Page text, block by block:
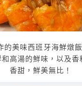
的美味西班牙海鮮燉
和高湯的鮮味，以及香
香甜，鮮美無比！